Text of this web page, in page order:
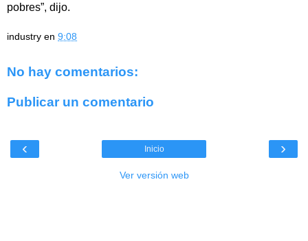
pobres”, dijo.
industry en 9:08
No hay comentarios:
Publicar un comentario
‹ ›
Inicio
Ver versión web